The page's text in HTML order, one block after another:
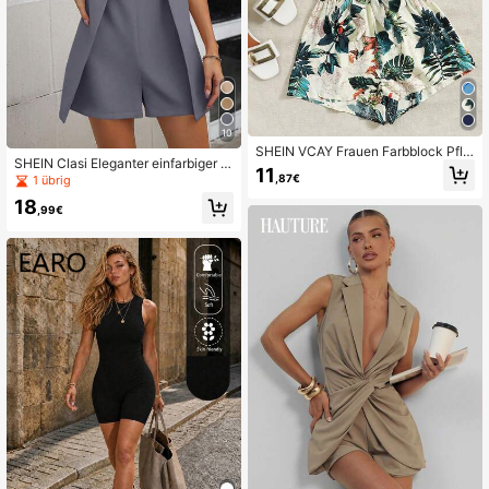
10
SHEIN Clasi Eleganter einfarbiger J
umpsuit mit Stehkragen, Schlitz vor
1 übrig
18 ,99€
SHEIN VCAY Frauen Farbblock Pfla
nzenmuster ärmelloses Jumpsuit
11 ,87€